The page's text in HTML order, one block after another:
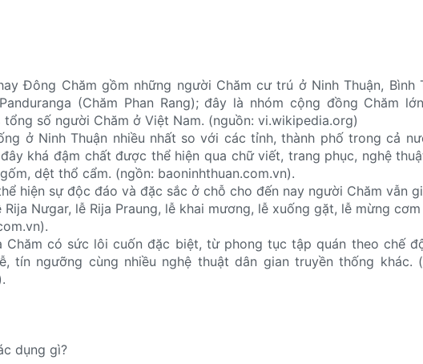
Đông Chăm gồm những người Chăm cư trú ở Ninh Thuận, Bình
(Chăm Phan Rang); đây là nhóm cộng đồng Chăm
tổng số người Chăm ở Việt Nam. (nguồn: vi.wikipedia.org)
ở Ninh Thuận nhiều nhất so với các tỉnh, thành phố trong cả
khá đậm chất được thể hiện qua chữ viết, trang phục, nghệ
dệt thổ cẩm. (ngồn: baoninhthuan.com.vn).
hiện sự độc đáo và đặc sắc ở chỗ cho đến nay người Chăm vẫn
Rija Nưgar, lễ Rija Praung, lễ khai mương, lễ xuống gặt, lễ mừng cơm
Chăm có sức lôi cuốn đặc biệt, từ phong tục tập quán theo chế
tín ngưỡng cùng nhiều nghệ thuật dân gian truyền thống khác.
dụng gì?